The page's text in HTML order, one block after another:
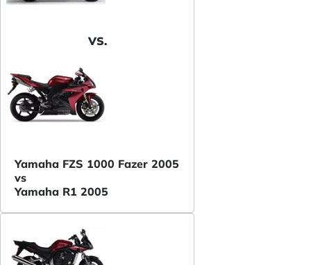
VS.
Yamaha FZS 1000 Fazer 2005
vs
Yamaha R1 2005